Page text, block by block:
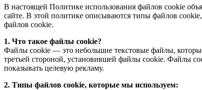
В настоящей Политике использования файлов cookie
сайте. В этой политике описываются типы файлов
файлов cookie.
1. Что такое файлы cookie?
Файлы cookie — это небольшие текстовые файлы,
третьей стороной, установившей файлы cookie. Файлы
показывать целевую рекламу.
2. Типы файлов cookie, которые мы используем: